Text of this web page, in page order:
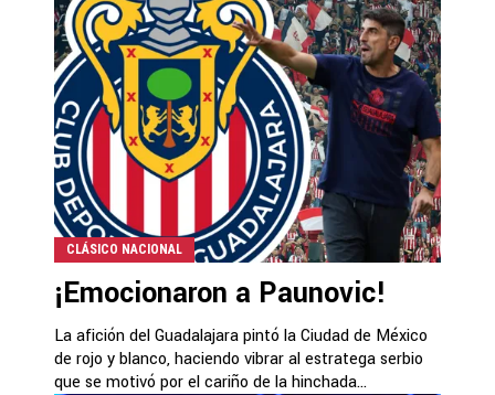
CLÁSICO NACIONAL
¡Emocionaron a Paunovic!
La afición del Guadalajara pintó la Ciudad de México
de rojo y blanco, haciendo vibrar al estratega serbio
que se motivó por el cariño de la hinchada...